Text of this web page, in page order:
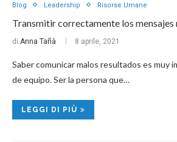
Blog Leadership Risorse Umane
Transmitir correctamente los mensajes
di Anna Tañà 8 aprile, 2021
Saber comunicar malos resultados es muy
de equipo. Ser la persona que…
LEGGI DI PIÙ